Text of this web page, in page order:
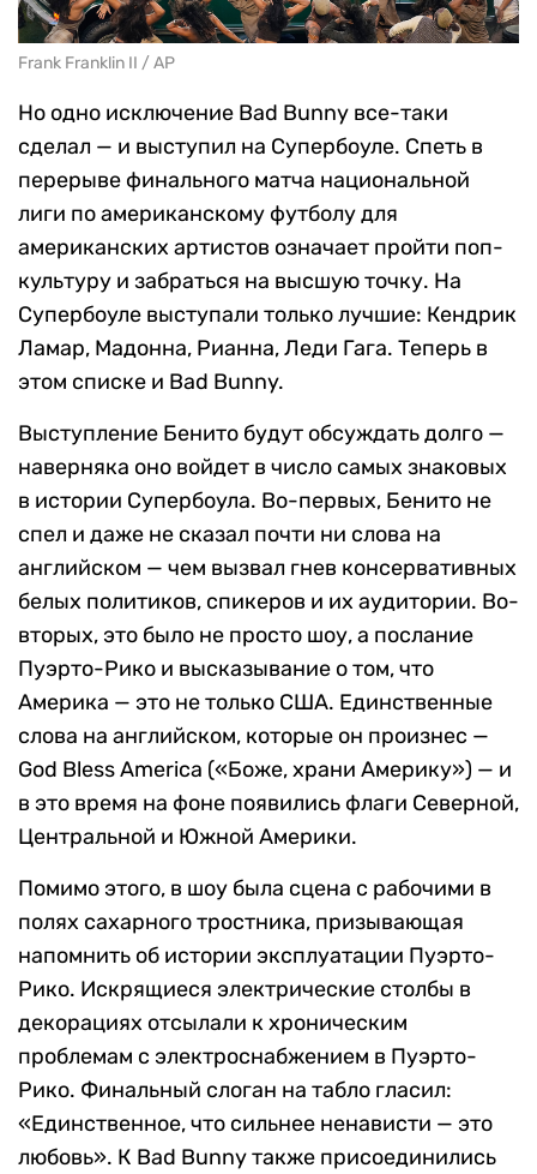
Frank Franklin II / AP
Но одно исключение Bad Bunny все-таки
сделал — и выступил на Супербоуле. Спеть в
перерыве финального матча национальной
лиги по американскому футболу для
американских артистов означает пройти поп-
культуру и забраться на высшую точку. На
Супербоуле выступали только лучшие: Кендрик
Ламар, Мадонна, Рианна, Леди Гага. Теперь в
этом списке и Bad Bunny.
Выступление Бенито будут обсуждать долго —
наверняка оно войдет в число самых знаковых
в истории Супербоула. Во-первых, Бенито не
спел и даже не сказал почти ни слова на
английском — чем вызвал гнев консервативных
белых политиков, спикеров и их аудитории. Во-
вторых, это было не просто шоу, а послание
Пуэрто-Рико и высказывание о том, что
Америка — это не только США. Единственные
слова на английском, которые он произнес —
God Bless America («Боже, храни Америку») — и
в это время на фоне появились флаги Северной,
Центральной и Южной Америки.
Помимо этого, в шоу была сцена с рабочими в
полях сахарного тростника, призывающая
напомнить об истории эксплуатации Пуэрто-
Рико. Искрящиеся электрические столбы в
декорациях отсылали к хроническим
проблемам с электроснабжением в Пуэрто-
Рико. Финальный слоган на табло гласил:
«Единственное, что сильнее ненависти — это
любовь». К Bad Bunny также присоединились